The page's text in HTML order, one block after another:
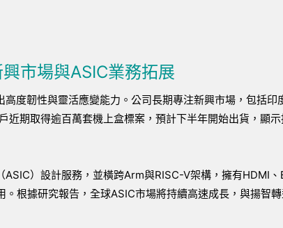
市場與ASIC業務拓展
度韌性與靈活應變能力。公司長期專注新興市場，包括印
期取得逾百萬套機上盒標案，預計下半年開始出貨，顯
）設計服務，並橫跨Arm與RISC-V架構，擁有HDMI、
根據研究報告，全球ASIC市場將持續高速成長，與揚智